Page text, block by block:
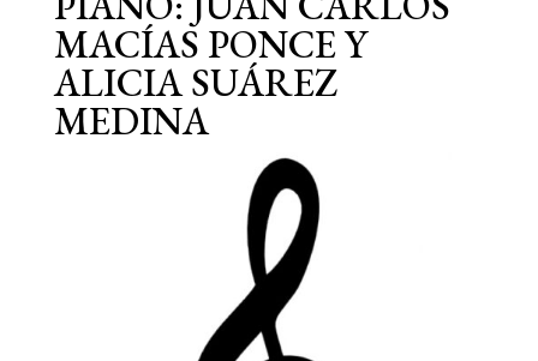
MACÍAS PONCE Y
ALICIA SUÁREZ
MEDINA